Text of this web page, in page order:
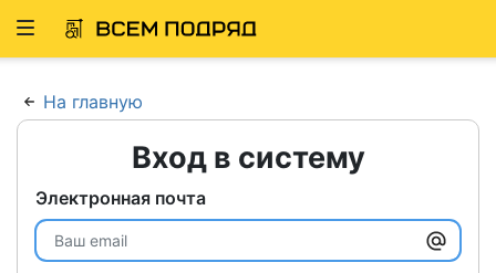
Развернуть
На главную
Вход в систему
Электронная почта